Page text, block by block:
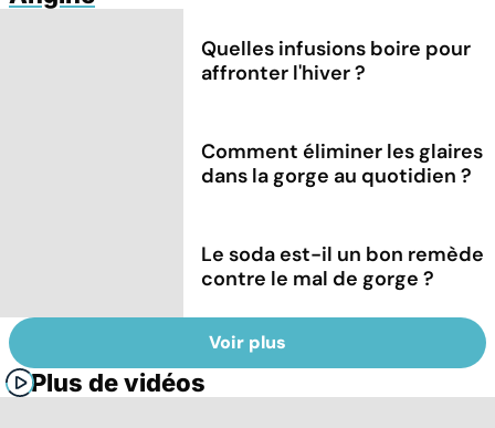
Quelles infusions boire pour
affronter l'hiver ?
Comment éliminer les glaires
dans la gorge au quotidien ?
Le soda est-il un bon remède
contre le mal de gorge ?
Voir plus
Plus de vidéos